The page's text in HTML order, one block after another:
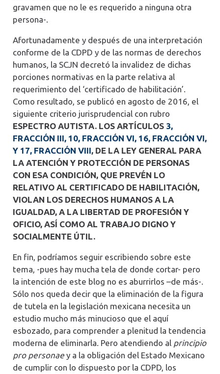
gravamen que no le es requerido a ninguna otra
persona-.
Afortunadamente y después de una interpretación
conforme de la CDPD y de las normas de derechos
humanos, la SCJN decretó la invalidez de dichas
porciones normativas en la parte relativa al
requerimiento del ‘certificado de habilitación’.
Como resultado, se publicó en agosto de 2016, el
siguiente criterio jurisprudencial con rubro
ESPECTRO AUTISTA. LOS ARTÍCULOS 3,
FRACCIÓN III, 10, FRACCIÓN VI, 16, FRACCIÓN VI,
Y 17, FRACCIÓN VIII, DE LA LEY GENERAL PARA
LA ATENCIÓN Y PROTECCIÓN DE PERSONAS
CON ESA CONDICIÓN, QUE PREVÉN LO
RELATIVO AL CERTIFICADO DE HABILITACIÓN,
VIOLAN LOS DERECHOS HUMANOS A LA
IGUALDAD, A LA LIBERTAD DE PROFESIÓN Y
OFICIO, ASÍ COMO AL TRABAJO DIGNO Y
SOCIALMENTE ÚTIL.
En fin, podríamos seguir escribiendo sobre este
tema, -pues hay mucha tela de donde cortar- pero
la intención de este blog no es aburrirlos –de más-.
Sólo nos queda decir que la eliminación de la figura
de tutela en la legislación mexicana necesita un
estudio mucho más minucioso que el aquí
esbozado, para comprender a plenitud la tendencia
moderna de eliminarla. Pero atendiendo al principio
pro personae y a la obligación del Estado Mexicano
de cumplir con lo dispuesto por la CDPD, los